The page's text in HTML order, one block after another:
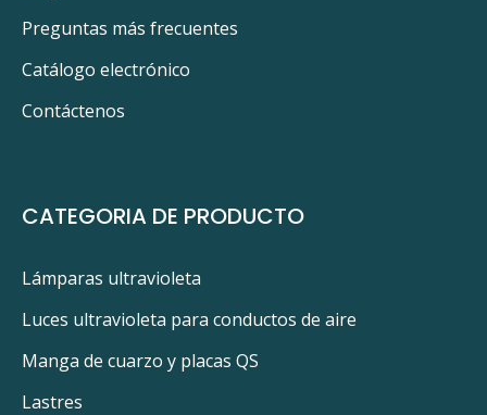
Preguntas más frecuentes
Catálogo electrónico
Contáctenos
CATEGORIA DE PRODUCTO
Lámparas ultravioleta
Luces ultravioleta para conductos de aire
Manga de cuarzo y placas QS
Lastres